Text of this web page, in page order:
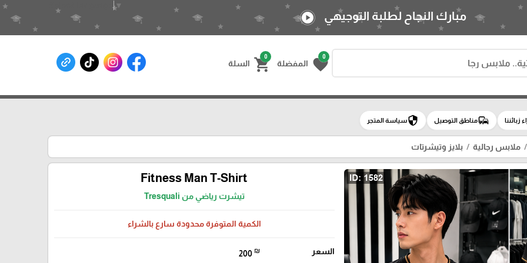
Select Language▼
0
favorite المفضلة
0
shopping_cart السلة
مبارك النجاح لطلبة التوجيهي play_circle
زبائننا commuteمناطق التوصيل securityسياسة المتجر
ملابس رجالية بلايز وتيشرتات
Fitness Man T-Shirt
تيشرت رياضي من Tresquali
الكمية المتوفرة محدودة سارع بالشراء
السعر 200 ₪